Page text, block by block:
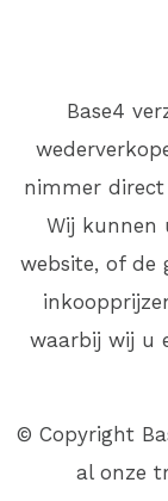
Base4
nimmer
Wij kunnen
website, of de
waarbij wij u
© Copyright
al onze